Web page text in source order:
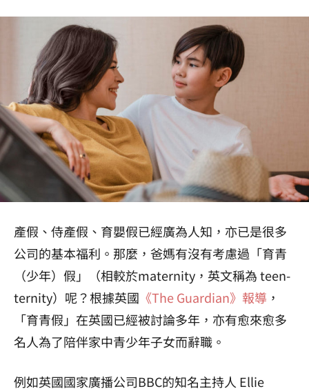
產假、侍產假、育嬰假已經廣為人知，亦已是很多
公司的基本福利。那麼，爸媽有沒有考慮過「育青
（少年）假」（相較於maternity，英文稱為 teen-
ternity）呢？根據英國 《The Guardian》報導 ，
「育青假」在英國已經被討論多年，亦有愈來愈多
名人為了陪伴家中青少年子女而辭職。
例如英國國家廣播公司BBC的知名主持人 Ellie